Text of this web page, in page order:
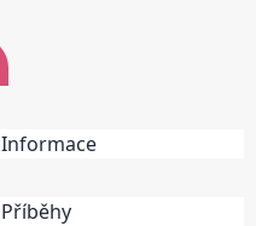
Informace
Příběhy